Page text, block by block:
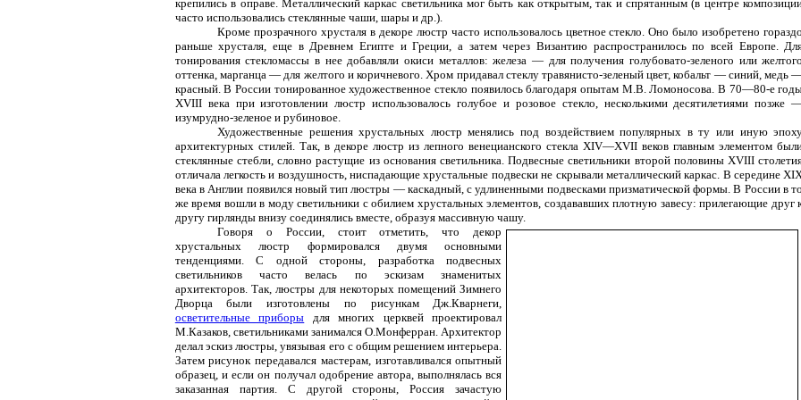
крепились в оправе. Металлический каркас светильника мог быть как открытым, так и спрятанным (в центре
часто использовались стеклянные чаши, шары и др.).
Кроме прозрачного хрусталя в декоре люстр часто использовалось цветное стекло. Оно было изобретено гораздо
раньше хрусталя, еще в Древнем Египте и Греции, а затем через Византию распространилось по всей Европе.
тонирования стекломассы в нее добавляли окиси металлов: железа — для получения голубовато-зеленого или желтого
оттенка, марганца — для желтого и коричневого. Хром придавал стеклу травянисто-зеленый цвет, кобальт — синий, медь
красный. В России тонированное художественное стекло появилось благодаря опытам М.В. Ломоносова. В 70—80-е
XVIII века при изготовлении люстр использовалось голубое и розовое стекло, несколькими десятилетиями позже
изумрудно-зеленое и рубиновое.
Художественные решения хрустальных люстр менялись под воздействием популярных в ту или иную
архитектурных стилей. Так, в декоре люстр из лепного венецианского стекла XIV—XVII веков главным элементом
стеклянные стебли, словно растущие из основания светильника. Подвесные светильники второй половины XVIII
отличала легкость и воздушность, ниспадающие хрустальные подвески не скрывали металлический каркас. В середине
века в Англии появился новый тип люстры — каскадный, с удлиненными подвесками призматической формы. В России в то
же время вошли в моду светильники с обилием хрустальных элементов, создававших плотную завесу: прилегающие друг
другу гирлянды внизу соединялись вместе, образуя массивную чашу.
Говоря о России, стоит отметить, что декор
хрустальных люстр формировался двумя основными
тенденциями. С одной стороны, разработка подвесных
светильников часто велась по эскизам знаменитых
архитекторов. Так, люстры для некоторых помещений Зимнего
Дворца были изготовлены по рисункам Дж.Кварнеги,
осветительные приборы для многих церквей проектировал
М.Казаков, светильниками занимался О.Монферран. Архитектор
делал эскиз люстры, увязывая его с общим решением интерьера.
Затем рисунок передавался мастерам, изготавливался опытный
образец, и если он получал одобрение автора, выполнялась вся
заказанная партия. С другой стороны, Россия зачастую